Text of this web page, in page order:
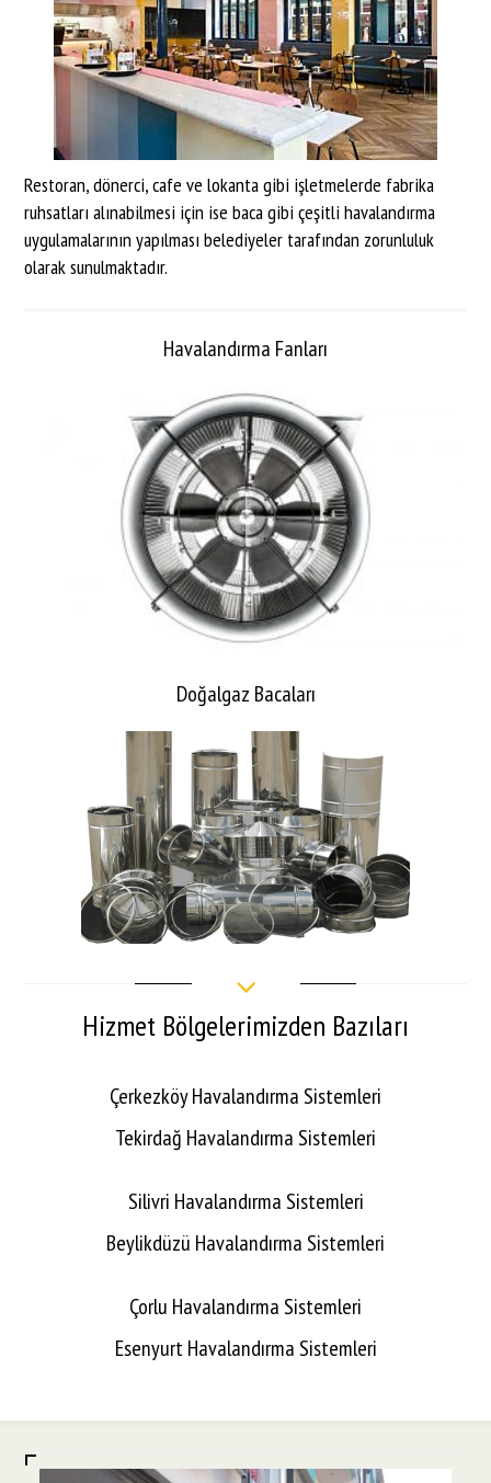
Restoran, dönerci, cafe ve lokanta gibi işletmelerde fabrika
ruhsatları alınabilmesi için ise baca gibi çeşitli havalandırma
uygulamalarının yapılması belediyeler tarafından zorunluluk
olarak sunulmaktadır.
Havalandırma Fanları
Doğalgaz Bacaları
Hizmet Bölgelerimizden Bazıları
Çerkezköy Havalandırma Sistemleri
Tekirdağ Havalandırma Sistemleri
Silivri Havalandırma Sistemleri
Beylikdüzü Havalandırma Sistemleri
Çorlu Havalandırma Sistemleri
Esenyurt Havalandırma Sistemleri